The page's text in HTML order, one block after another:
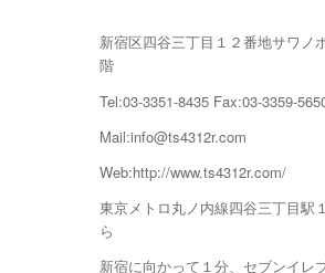
新宿区四谷三丁目１２番地サワノ
階
Tel:03-3351-8435 Fax:03-3359-
Mail:info@ts4312r.com
Web:http://www.ts4312r.com/
東京メトロ丸ノ内線四谷三丁目駅
ら
新宿に向かって１分、セブンイレ